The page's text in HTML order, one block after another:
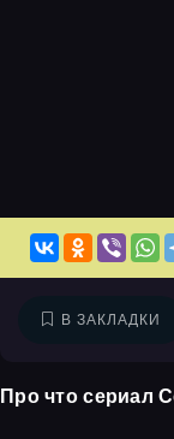
В ЗАКЛАДКИ
Про что сериал